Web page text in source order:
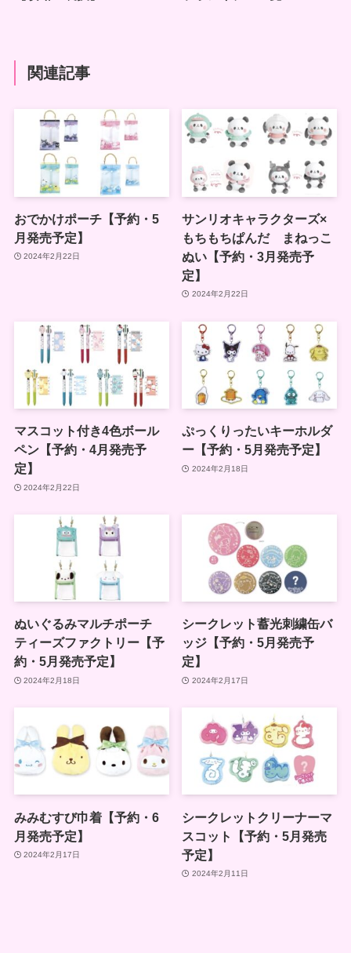
関連記事
おでかけポーチ【予約・5
月発売予定】
2024年2月22日
サンリオキャラクターズ×
もちもちぱんだ まねっこ
ぬい【予約・3月発売予
定】
2024年2月22日
マスコット付き4色ボール
ペン【予約・4月発売予
定】
2024年2月22日
ぷっくりったいキーホルダ
ー【予約・5月発売予定】
2024年2月18日
ぬいぐるみマルチポーチ
ティーズファクトリー【予
約・5月発売予定】
2024年2月18日
シークレット蓄光刺繍缶バ
ッジ【予約・5月発売予
定】
2024年2月17日
みみむすび巾着【予約・6
月発売予定】
2024年2月17日
シークレットクリーナーマ
スコット【予約・5月発売
予定】
2024年2月11日